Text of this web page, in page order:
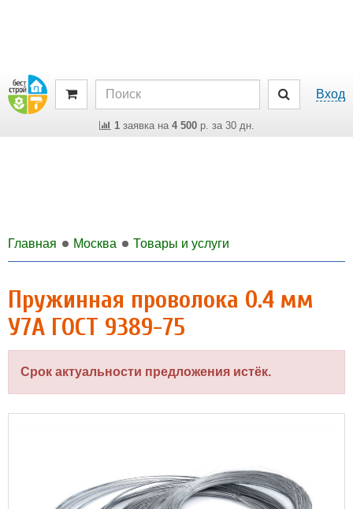
Вход
1заявка на 4 500р. за 30 дн.
Главная Москва Товары и услуги
Пружинная проволока 0.4 мм
У7А ГОСТ 9389-75
Срок актуальности предложения истёк.